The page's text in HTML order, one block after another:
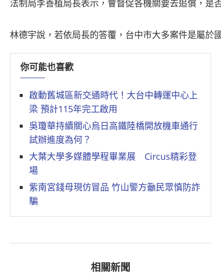
法制局李善植局長表示，會督促各機關要去追償，
林德宇說，若依局長的答覆，台中市大多案件是屬於
你可能也喜歡
啟動舊城區新交通時代！大台中轉運中心上
梁 預計115年完工啟用
吳瓊華持續關心烏日高鐵陸橋開放機車通行
試辦進度為何？
大葉大學多媒體學程畢業展 Circus精彩登
場
紫南宮錢母現仿冒品 竹山警方籲民眾慎防詐
騙
相關新聞